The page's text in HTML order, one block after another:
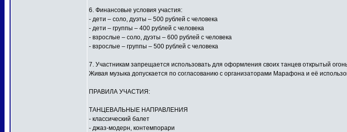
6. Финансовые условия участия:
- дети – соло, дуэты – 500 рублей с человека
- дети – группы – 400 рублей с человека
- взрослые – соло, дуэты – 600 рублей с человека
- взрослые – группы – 500 рублей с человека
7. Участникам запрещается использовать для оформления своих танцев открытый
Живая музыка допускается по согласованию с организаторами Марафона и её
ПРАВИЛА УЧАСТИЯ:
ТАНЦЕВАЛЬНЫЕ НАПРАВЛЕНИЯ
- классический балет
- джаз-модерн, контемпорари